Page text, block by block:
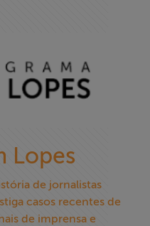
Lopes
de jornalistas
casos recentes de
de imprensa e